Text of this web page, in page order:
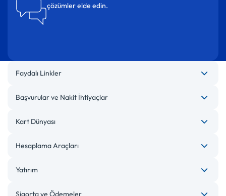
çözümler elde edin.
Faydalı Linkler
Başvurular ve Nakit İhtiyaçlar
Kart Dünyası
Hesaplama Araçları
Yatırım
Sigorta ve Ödemeler